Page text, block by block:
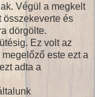
Végül a megkelt
összekeverte és
dörgölte.
Ez volt az
megelőző este ezt a
adta a